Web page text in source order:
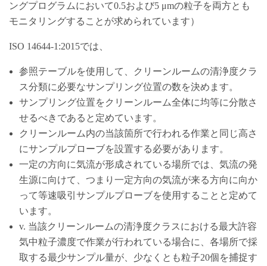
ングプログラムにおいて0.5および5 μmの粒子を両方とも
モニタリングすることが求められています）
ISO 14644-1:2015では、
参照テーブルを使用して、クリーンルームの清浄度クラ
ス分類に必要なサンプリング位置の数を決めます。
サンプリング位置をクリーンルーム全体に均等に分散さ
せるべきであると定めています。
クリーンルーム内の当該箇所で行われる作業と同じ高さ
にサンプルプローブを設置する必要があります。
一定の方向に気流が形成されている場所では、気流の発
生源に向けて、つまり一定方向の気流が来る方向に向か
って等速吸引サンプルプローブを使用することと定めて
います。
v. 当該クリーンルームの清浄度クラスにおける最大許容
気中粒子濃度で作業が行われている場合に、各場所で採
取する最少サンプル量が、少なくとも粒子20個を捕捉す